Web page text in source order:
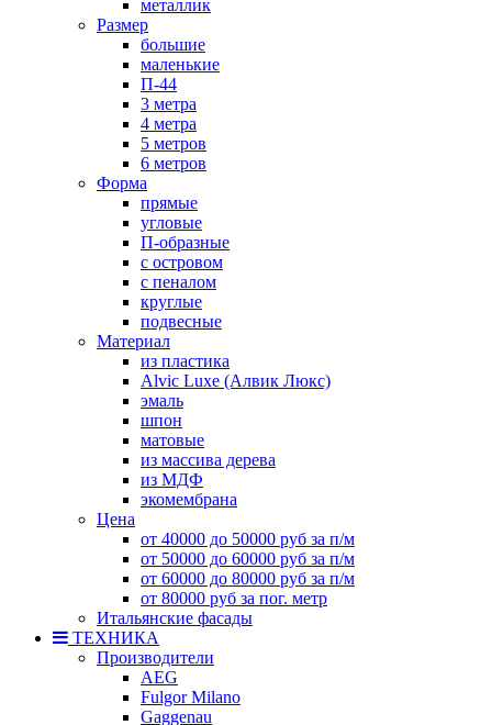
металлик
Размер
большие
маленькие
П-44
3 метра
4 метра
5 метров
6 метров
Форма
прямые
угловые
П-образные
с островом
с пеналом
круглые
подвесные
Материал
из пластика
Alvic Luxe (Алвик Люкс)
эмаль
шпон
матовые
из массива дерева
из МДФ
экомембрана
Цена
от 40000 до 50000 руб за п/м
от 50000 до 60000 руб за п/м
от 60000 до 80000 руб за п/м
от 80000 руб за пог. метр
Итальянские фасады
ТЕХНИКА
Производители
AEG
Fulgor Milano
Gaggenau